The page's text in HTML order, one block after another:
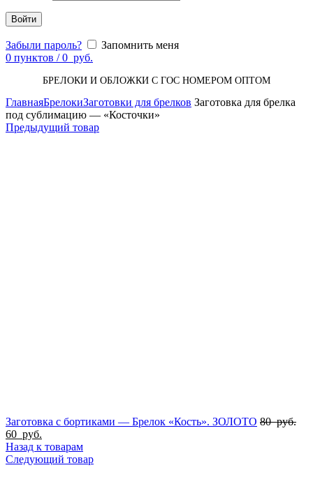
Войти
Забыли пароль?
Запомнить меня
0 пунктов / 0 руб.
БРЕЛОКИ И ОБЛОЖКИ С ГОС НОМЕРОМ ОПТОМ
ГлавнаяБрелокиЗаготовки для брелков Заготовка для брелка
под сублимацию — «Косточки»
Предыдущий товар
Заготовка с бортиками — Брелок «Кость». ЗОЛОТО 80руб.
60 руб.
Назад к товарам
Следующий товар